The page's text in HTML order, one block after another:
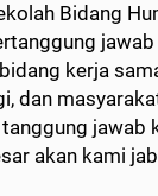
Bidang
kerja
dan
jawab
akan kami